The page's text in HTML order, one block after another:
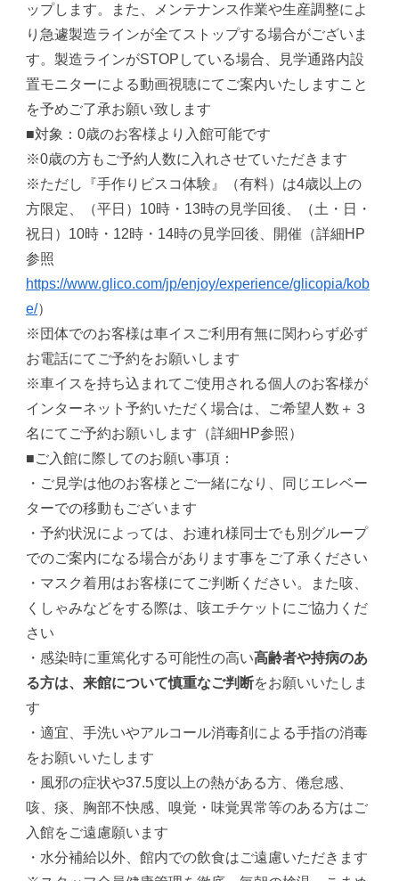
ップします。また、メンテナンス作業や生産調整によ
り急遽製造ラインが全てストップする場合がございま
す。製造ラインがSTOPしている場合、見学通路内設
置モニターによる動画視聴にてご案内いたしますこと
を予めご了承お願い致します
■対象：0歳のお客様より入館可能です
※0歳の方もご予約人数に入れさせていただきます
※ただし『手作りビスコ体験』（有料）は4歳以上の
方限定、（平日）10時・13時の見学回後、（土・日・
祝日）10時・12時・14時の見学回後、開催（詳細HP
参照
https://www.glico.com/jp/enjoy/experience/glicopia/kob
e/）
※団体でのお客様は車イスご利用有無に関わらず必ず
お電話にてご予約をお願いします
※車イスを持ち込まれてご使用される個人のお客様が
インターネット予約いただく場合は、ご希望人数＋３
名にてご予約お願いします（詳細HP参照）
■ご入館に際してのお願い事項：
・ご見学は他のお客様とご一緒になり、同じエレベー
ターでの移動もございます
・予約状況によっては、お連れ様同士でも別グループ
でのご案内になる場合があります事をご了承ください
・マスク着用はお客様にてご判断ください。また咳、
くしゃみなどをする際は、咳エチケットにご協力くだ
さい
・感染時に重篤化する可能性の高い高齢者や持病のあ
る方は、来館について慎重なご判断をお願いいたしま
す
・適宜、手洗いやアルコール消毒剤による手指の消毒
をお願いいたします
・風邪の症状や37.5度以上の熱がある方、倦怠感、
咳、痰、胸部不快感、嗅覚・味覚異常等のある方はご
入館をご遠慮願います
・水分補給以外、館内での飲食はご遠慮いただきます